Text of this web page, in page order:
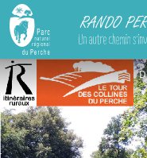
Rando Perche
Le Tour des Collines du